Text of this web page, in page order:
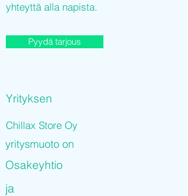
yhteyttä alla napista.
Pyydä tarjous
Yrityksen
Chillax Store Oy
yritysmuoto on
Osakeyhtio
ja